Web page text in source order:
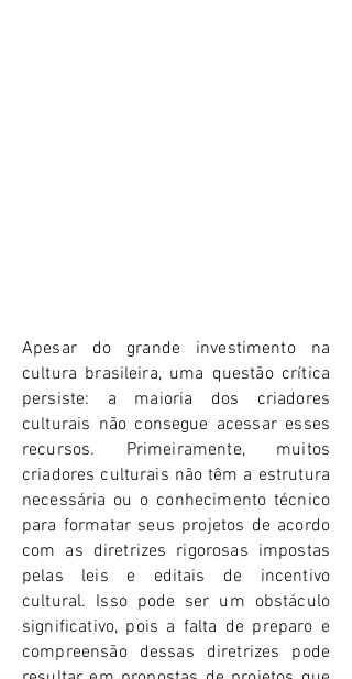
Apesar do grande investimento na
cultura brasileira, uma questão crítica
persiste: a maioria dos criadores
culturais não consegue acessar esses
recursos. Primeiramente, muitos
criadores culturais não têm a estrutura
necessária ou o conhecimento técnico
para formatar seus projetos de acordo
com as diretrizes rigorosas impostas
pelas leis e editais de incentivo
cultural. Isso pode ser um obstáculo
significativo, pois a falta de preparo e
compreensão dessas diretrizes pode